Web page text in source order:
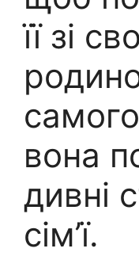
її зі
вона
дивні
сім’ї.